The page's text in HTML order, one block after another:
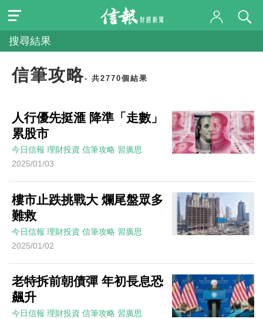
搜尋結果
信筆攻略- 共2770個結果
人行優先挺滙 降準「走數」
累股市
今日信報 理財投資 信筆攻略 習廣思
2025/01/03
樓市止跌挑戰大 爛尾盤眾多
難救
今日信報 理財投資 信筆攻略 習廣思
2025/01/02
老特拆前朝債彈 年初長息恐
飆升
今日信報 理財投資 信筆攻略 習廣思